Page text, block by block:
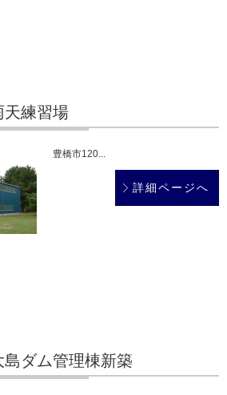
天練習場
豊橋市120...
詳細ページへ
ダム管理棟新築